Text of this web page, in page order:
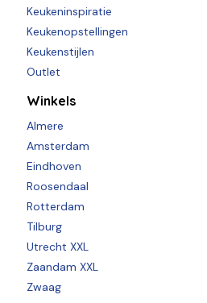
Keukeninspiratie
Keukenopstellingen
Keukenstijlen
Outlet
Winkels
Almere
Amsterdam
Eindhoven
Roosendaal
Rotterdam
Tilburg
Utrecht XXL
Zaandam XXL
Zwaag